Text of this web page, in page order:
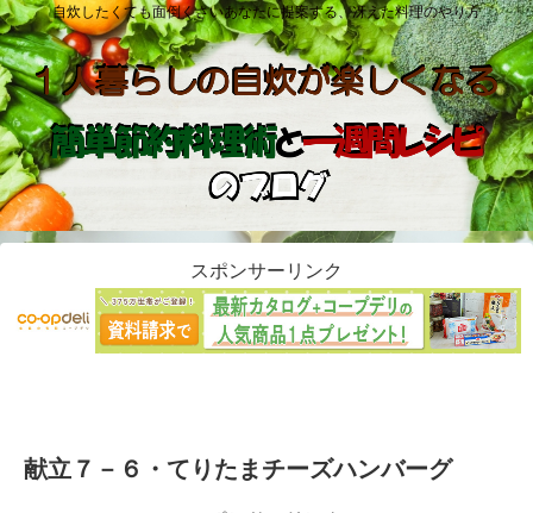
自炊したくても面倒くさいあなたに提案する、冴えた料理のやり方
スポンサーリンク
献立７－６・てりたまチーズハンバーグ